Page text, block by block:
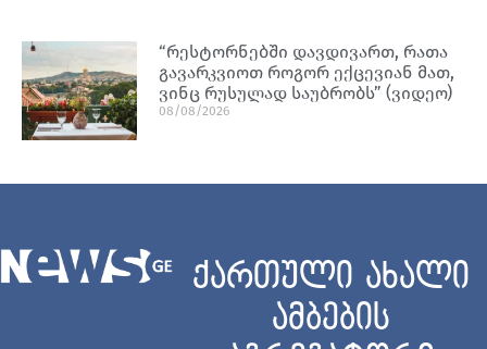
“რესტორნებში დავდივართ, რათა
გავარკვიოთ როგორ ექცევიან მათ,
ვინც რუსულად საუბრობს” (ვიდეო)
08/08/2026
ქართული ახალი
ამბების